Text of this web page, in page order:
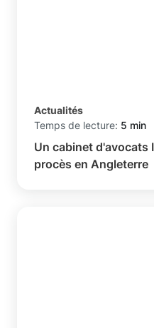
Actualités
Temps de lecture: 5 min
Un cabinet d'avocats
procès en Angleterre